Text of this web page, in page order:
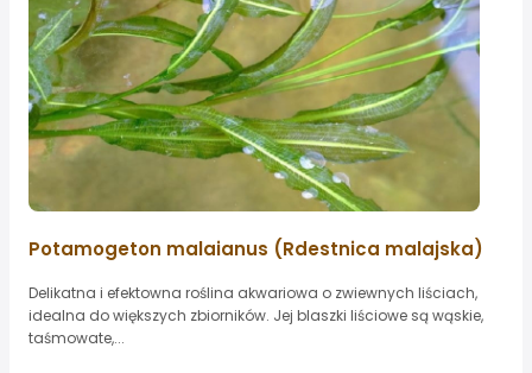
Potamogeton malaianus (Rdestnica malajska)
Delikatna i efektowna roślina akwariowa o zwiewnych liściach,
idealna do większych zbiorników. Jej blaszki liściowe są wąskie,
taśmowate,...